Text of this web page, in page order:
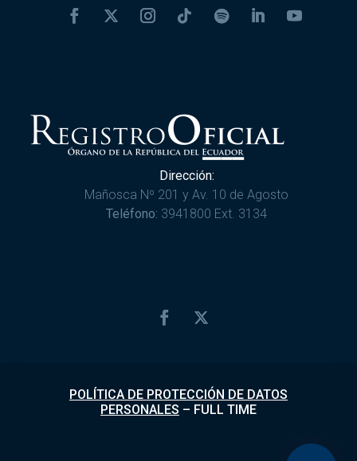
Dirección:
Mañosca Nº 201 y Av. 10 de Agosto
Teléfono: 3941800 Ext. 3134
POLÍTICA DE PROTECCIÓN DE DATOS
PERSONALES – FULL TIME